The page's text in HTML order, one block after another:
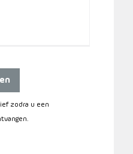
zodra u een